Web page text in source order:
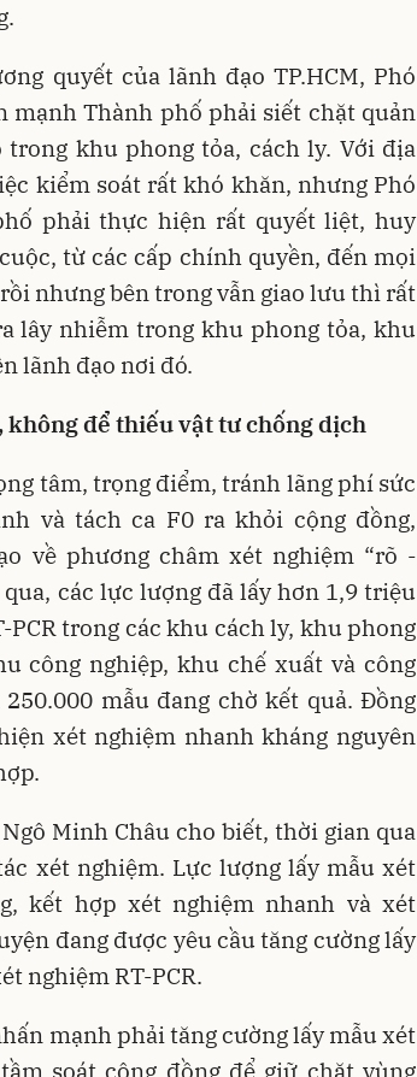
quyết của lãnh đạo TP.HCM, Phó
Thành phố phải siết chặt quản
khu phong tỏa, cách ly. Với địa
kiểm soát rất khó khăn, nhưng Phó
phải thực hiện rất quyết liệt, huy
từ các cấp chính quyền, đến mọi
nhưng bên trong vẫn giao lưu thì rất
lây nhiễm trong khu phong tỏa, khu
lãnh đạo nơi đó.
không để thiếu vật tư chống dịch
tâm, trọng điểm, tránh lãng phí sức
và tách ca F0 ra khỏi cộng đồng,
về phương châm xét nghiệm “rõ -
các lực lượng đã lấy hơn 1,9 triệu
trong các khu cách ly, khu phong
công nghiệp, khu chế xuất và công
mẫu đang chờ kết quả. Đồng
xét nghiệm nhanh kháng nguyên
Minh Châu cho biết, thời gian qua
xét nghiệm. Lực lượng lấy mẫu xét
kết hợp xét nghiệm nhanh và xét
đang được yêu cầu tăng cường lấy
nghiệm RT-PCR.
mạnh phải tăng cường lấy mẫu xét
soát cộng đồng để giữ chặt vùng